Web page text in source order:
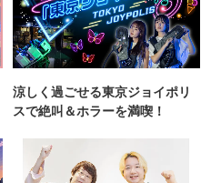
涼しく過ごせる東京ジョイポリ
スで絶叫＆ホラーを満喫！